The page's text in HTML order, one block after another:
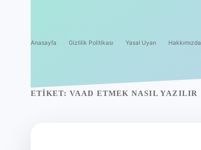
Anasayfa Gizlilik Politikası Yasal Uyarı Hakkımızda
ETIKET: VAAD ETMEK NASIL YAZILIR